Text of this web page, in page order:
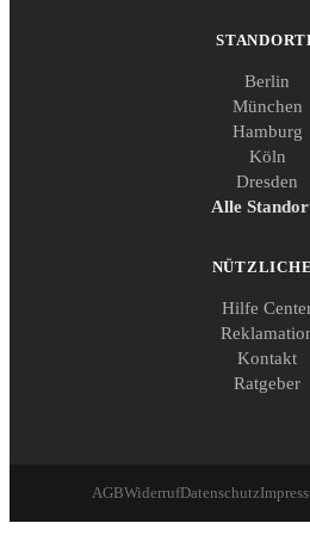
Berlin
München
Hamburg
Köln
Dresden
Alle
Hilfe
Kontakt
Ratgeber
AGBWiderrufDatenschutz